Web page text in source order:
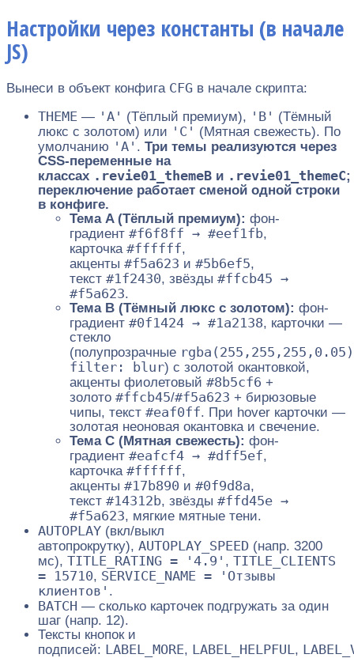
Настройки через константы (в начале
JS)
Вынеси в объект конфига CFG в начале скрипта:
THEME — 'A' (Тёплый премиум), 'B' (Тёмный
люкс с золотом) или 'C' (Мятная свежесть). По
умолчанию 'A' . Три темы реализуются через
CSS-переменные на
классах .revie01_themeB и .revie01_themeC;
переключение работает сменой одной строки
в конфиге.
Тема A (Тёплый премиум): фон-
градиент #f6f8ff → #eef1fb,
карточка #ffffff,
акценты #f5a623 и #5b6ef5,
текст #1f2430, звёзды #ffcb45 →
#f5a623.
Тема B (Тёмный люкс с золотом): фон-
градиент #0f1424 → #1a2138, карточки —
стекло
(полупрозрачные rgba(255,255,255,0.05)
filter: blur) с золотой окантовкой,
акценты фиолетовый #8b5cf6 +
золото #ffcb45/#f5a623 + бирюзовые
чипы, текст #eaf0ff. При hover карточки —
золотая неоновая окантовка и свечение.
Тема C (Мятная свежесть): фон-
градиент #eafcf4 → #dff5ef,
карточка #ffffff,
акценты #17b890 и #0f9d8a,
текст #14312b, звёзды #ffd45e →
#f5a623, мягкие мятные тени.
AUTOPLAY (вкл/выкл
автопрокрутку), AUTOPLAY_SPEED (напр. 3200
мс), TITLE_RATING = '4.9' , TITLE_CLIENTS
= 15710, SERVICE_NAME = 'Отзывы
клиентов' .
BATCH — сколько карточек подгружать за один
шаг (напр. 12).
Тексты кнопок и
подписей: LABEL_MORE, LABEL_HELPFUL ,